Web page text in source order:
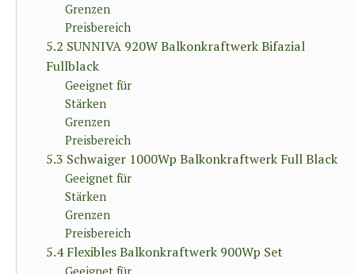
Grenzen
Preisbereich
5.2 SUNNIVA 920W Balkonkraftwerk Bifazial
Fullblack
Geeignet für
Stärken
Grenzen
Preisbereich
5.3 Schwaiger 1000Wp Balkonkraftwerk Full Black
Geeignet für
Stärken
Grenzen
Preisbereich
5.4 Flexibles Balkonkraftwerk 900Wp Set